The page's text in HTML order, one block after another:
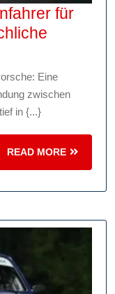
für
Eine
zwischen
in {...}
READ MORE
READ
MORE